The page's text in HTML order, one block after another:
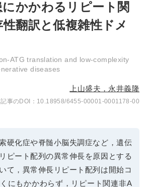
かかわるリピート関
翻訳と低複雑性ドメ
ATG translation and low-complexity
diseases
上山盛夫，永井義隆
10.18958/6455-00001-0001178-00
硬化症や脊髄小脳失調症など，遺伝
ピート配列の異常伸長を原因とする
て，異常伸長リピート配列は開始コ
にもかかわらず，リピート関連非A